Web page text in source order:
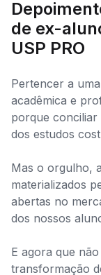
de ex-
USP PRO
Pertencer a
acadêmica e
porque conciliar
dos estudos
Mas o orgulho,
materializados
abertas no
dos nossos
E agora que
transformação